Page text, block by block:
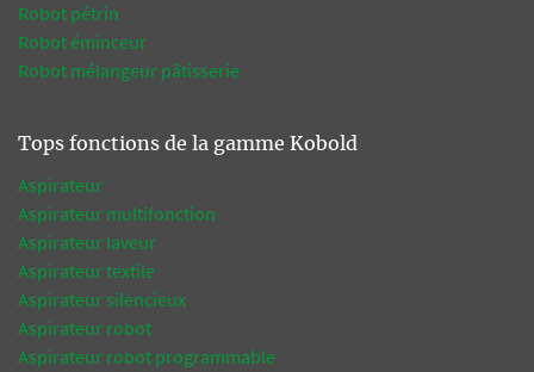
Robot pétrin
Robot éminceur
Robot mélangeur pâtisserie
Tops fonctions de la gamme Kobold
Aspirateur
Aspirateur multifonction
Aspirateur laveur
Aspirateur textile
Aspirateur silencieux
Aspirateur robot
Aspirateur robot programmable